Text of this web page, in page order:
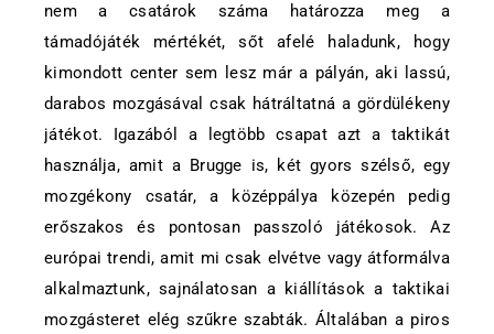
nem a csatárok száma határozza meg a
támadójáték mértékét, sőt afelé haladunk, hogy
kimondott center sem lesz már a pályán, aki lassú,
darabos mozgásával csak hátráltatná a gördülékeny
játékot. Igazából a legtöbb csapat azt a taktikát
használja, amit a Brugge is, két gyors szélső, egy
mozgékony csatár, a középpálya közepén pedig
erőszakos és pontosan passzoló játékosok. Az
európai trendi, amit mi csak elvétve vagy átformálva
alkalmaztunk, sajnálatosan a kiállítások a taktikai
mozgásteret elég szűkre szabták. Általában a piros